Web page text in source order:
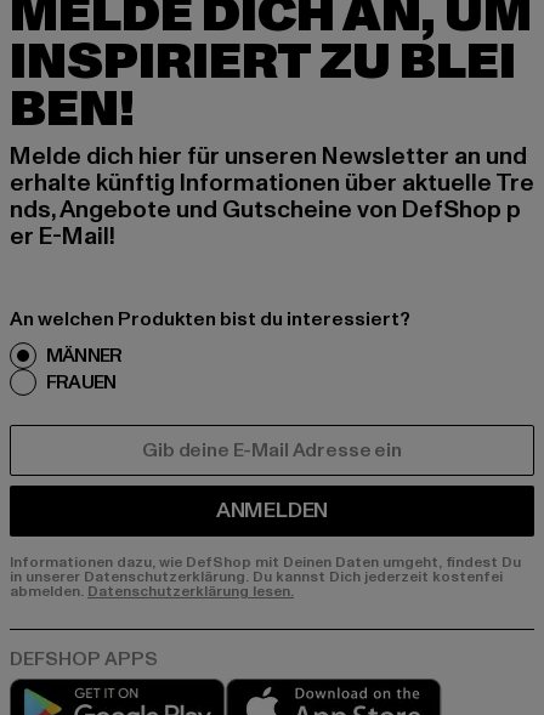
MELDE DICH AN, UM
INSPIRIERT ZU BLEI
BEN!
Melde dich hier für unseren Newsletter an und
erhalte künftig Informationen über aktuelle Tre
nds, Angebote und Gutscheine von DefShop p
er E-Mail!
An welchen Produkten bist du interessiert?
MÄNNER
FRAUEN
ANMELDEN
Informationen dazu, wie DefShop mit Deinen Daten umgeht, findest Du
in unserer Datenschutzerklärung. Du kannst Dich jederzeit kostenfei
abmelden. Datenschutzerklärung lesen.
Play market